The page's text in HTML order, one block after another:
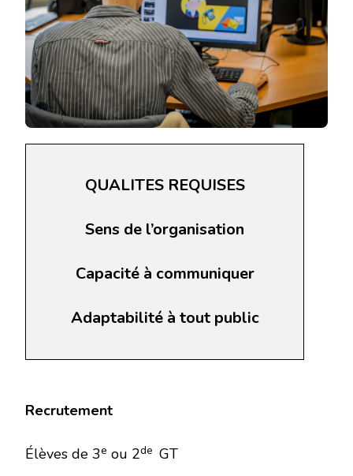
QUALITES REQUISES
Sens de l’organisation
Capacité à communiquer
Adaptabilité à tout public
Recrutement
Élèves de 3e ou 2de GT